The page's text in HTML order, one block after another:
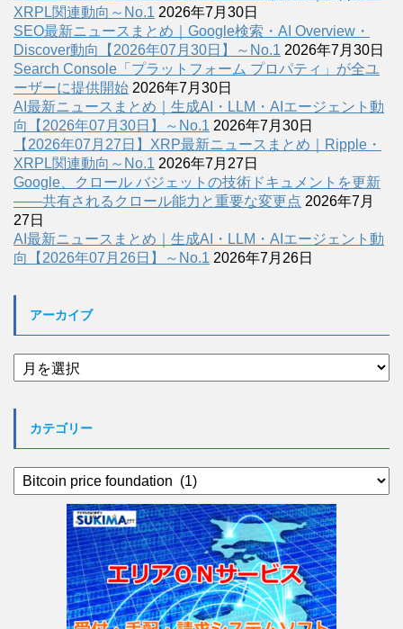
XRPL関連動向～No.1 2026年7月30日
SEO最新ニュースまとめ｜Google検索・AI Overview・
Discover動向【2026年07月30日】～No.1 2026年7月30日
Search Console「プラットフォーム プロパティ」が全ユ
ーザーに提供開始 2026年7月30日
AI最新ニュースまとめ｜生成AI・LLM・AIエージェント動
向【2026年07月30日】～No.1 2026年7月30日
【2026年07月27日】XRP最新ニュースまとめ｜Ripple・
XRPL関連動向～No.1 2026年7月27日
Google、クロール バジェットの技術ドキュメントを更新
――共有されるクロール能力と重要な変更点 2026年7月
27日
AI最新ニュースまとめ｜生成AI・LLM・AIエージェント動
向【2026年07月26日】～No.1 2026年7月26日
アーカイブ
ア
ー
カテゴリー
カ
テ